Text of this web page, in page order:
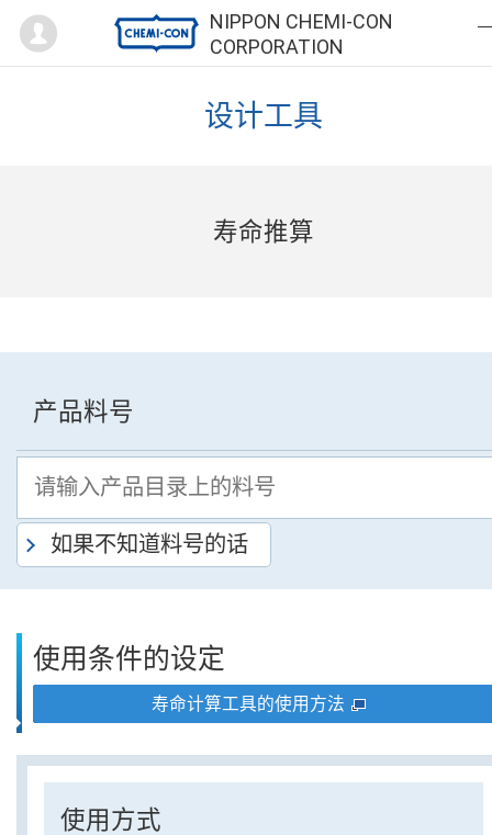
NIPPON CHEMI-CON
CORPORATION
Mypage
设计工具
寿命推算
产品料号
如果不知道料号的话
使用条件的设定
寿命计算工具的使用方法
使用方式